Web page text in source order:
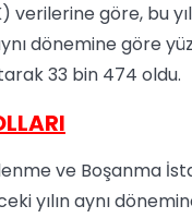
verilerine göre, bu
dönemine göre
33 bin 474 oldu.
ve Boşanma
yılın aynı